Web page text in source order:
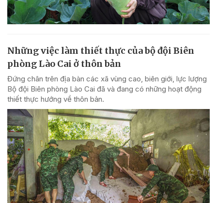
Những việc làm thiết thực của bộ đội Biên
phòng Lào Cai ở thôn bản
Đứng chân trên địa bàn các xã vùng cao, biên giới, lực lượng
Bộ đội Biên phòng Lào Cai đã và đang có những hoạt động
thiết thực hướng về thôn bản.